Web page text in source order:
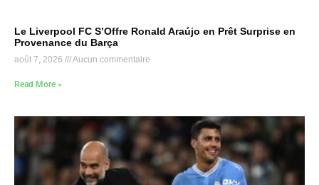
Le Liverpool FC S’Offre Ronald Araújo en Prêt Surprise en
Provenance du Barça
août 7, 2026 Aucun commentaire
Read More »